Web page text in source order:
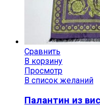
Сравнить
В корзину
Просмотр
В список желаний
Палантин из